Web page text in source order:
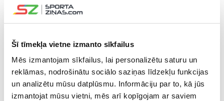
Šī tīmekļa vietne izmanto sīkfailus
Mēs izmantojam sīkfailus, lai personalizētu saturu un
reklāmas, nodrošinātu sociālo saziņas līdzekļu funkcijas
un analizētu mūsu datplūsmu. Informāciju par to, kā jūs
izmantojat mūsu vietni, mēs arī kopīgojam ar saviem
gadā – bronzas medaļas. Sieviešu izlase finālturnīrā cīnās
CITAS ZIŅAS NO ŠĪS KATEGORIJAS